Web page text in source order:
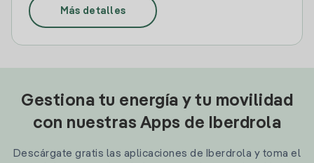
Más detalles
Gestiona tu energía y tu movilidad
con nuestras Apps de Iberdrola
Descárgate gratis las aplicaciones de Iberdrola y toma el